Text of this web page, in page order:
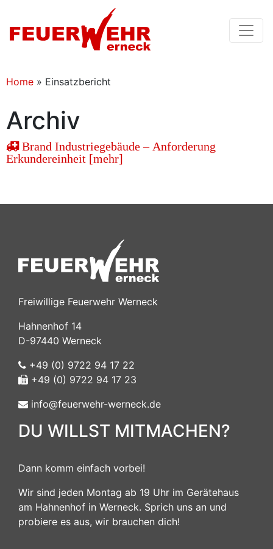
Home » Einsatzbericht
Archiv
Brand Industriegebäude – Anforderung
Erkundereinheit [mehr]
Freiwillige Feuerwehr Werneck
Hahnenhof 14
D-97440 Werneck
+49 (0) 9722 94 17 22
+49 (0) 9722 94 17 23
info@feuerwehr-werneck.de
DU WILLST MITMACHEN?
Dann komm einfach vorbei!
Wir sind jeden Montag ab 19 Uhr im Gerätehaus
am Hahnenhof in Werneck. Sprich uns an und
probiere es aus, wir brauchen dich!